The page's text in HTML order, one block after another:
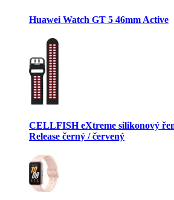
Huawei Watch GT 5 46mm Active
CELLFISH eXtreme silikonový
Release černý / červený